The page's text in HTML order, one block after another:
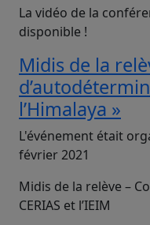
La vidéo de la
disponible !
Midis de la
l’Himalaya »
L'événement était
février 2021
Midis de la relève –
CERIAS et l’IEIM